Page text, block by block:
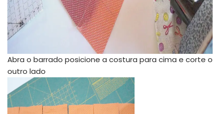
Abra o barrado posicione a costura para cima e corte o
outro lado